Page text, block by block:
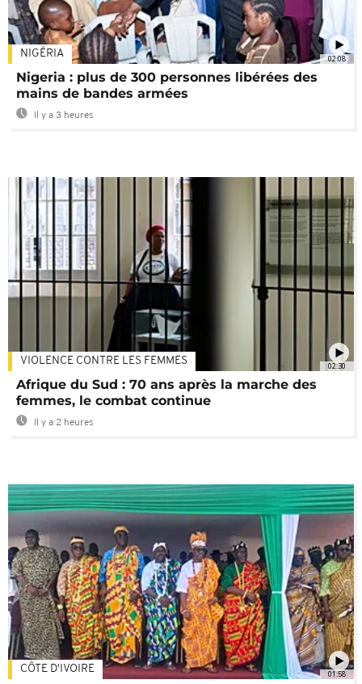
02:08
NIGÉRIA
Nigeria : plus de 300 personnes libérées des
mains de bandes armées
Il y a 3 heures
02:30
VIOLENCE CONTRE LES FEMMES
Afrique du Sud : 70 ans après la marche des
femmes, le combat continue
Il y a 2 heures
01:58
CÔTE D'IVOIRE